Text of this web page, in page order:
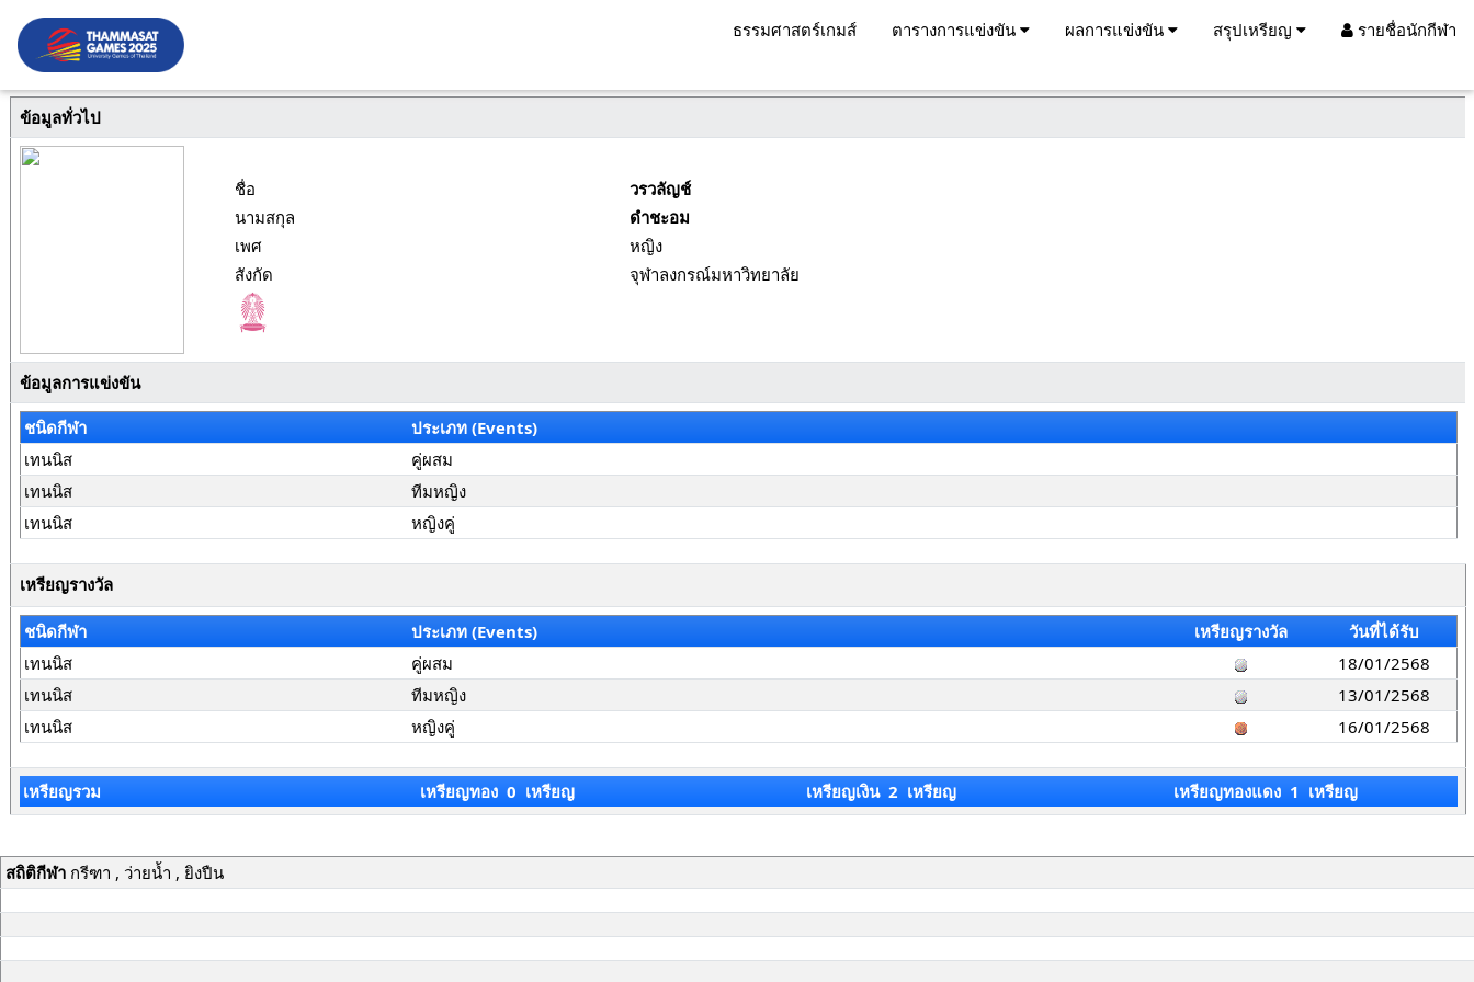
ธรรมศาสตร์เกมส์ ตารางการแข่งขัน ผลการแข่งขัน สรุปเหรียญ รายชื่อนักกีฬา
ข้อมูลทั่วไป
ชื่อ
วรวลัญช์
นามสกุล
ดำชะอม
เพศ
หญิง
สังกัด
จุฬาลงกรณ์มหาวิทยาลัย
ข้อมูลการแข่งขัน
ชนิดกีฬา
ประเภท (Events)
เทนนิส
คู่ผสม
เทนนิส
ทีมหญิง
เทนนิส
หญิงคู่
เหรียญรางวัล
ชนิดกีฬา ประเภท (Events) เหรียญรางวัล
วันที่ได้รับ
เทนนิส
คู่ผสม
18/01/2568
เทนนิส
ทีมหญิง
13/01/2568
เทนนิส
หญิงคู่ 16/01/2568
เหรียญรวม เหรียญทอง 0 เหรียญ เหรียญเงิน 2 เหรียญ เหรียญทองแดง 1 เหรียญ
สถิติกีฬากรีฑา , ว่ายน้ำ , ยิงปืน